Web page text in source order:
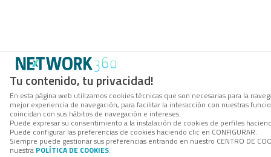
Tu contenido, tu privacidad!
En esta página web utilizamos cookies técnicas que son necesarias para la
mejor experiencia de navegación, para facilitar la interacción con nuestras
coincidan con sus hábitos de navegación e intereses.
Puede expresar su consentimiento a la instalación de cookies de perfiles
Puede configurar las preferencias de cookies haciendo clic en CONFIGURAR.
Siempre puede gestionar sus preferencias entrando en nuestro CENTRO DE
nuestra POLÍTICA DE COOKIES.